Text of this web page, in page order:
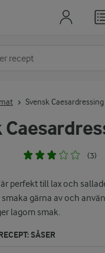
(3)
perfekt till lax och
gärna av och
lagom smak.
SÅSER
Svensk Caesardressing
eller ingrediens